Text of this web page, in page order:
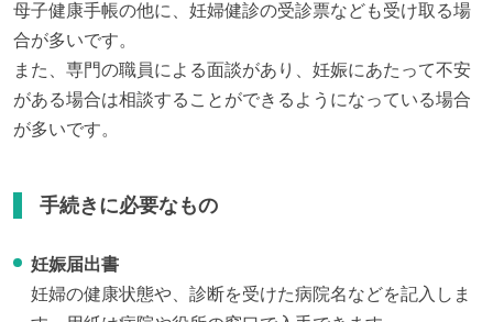
母子健康手帳の他に、妊婦健診の受診票なども受け取る場
合が多いです。
また、専門の職員による面談があり、妊娠にあたって不安
がある場合は相談することができるようになっている場合
が多いです。
手続きに必要なもの
妊娠届出書
妊婦の健康状態や、診断を受けた病院名などを記入しま